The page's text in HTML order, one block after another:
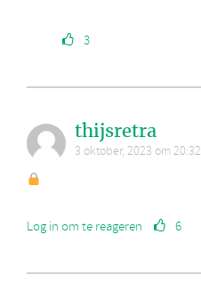
3
thijsretra
3 oktober, 2023 om 20:32
Log in om te reageren 6